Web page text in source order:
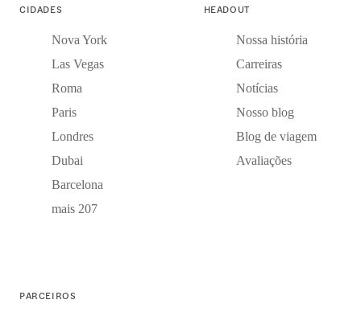
CIDADES
Nova York
Las Vegas
Roma
Paris
Londres
Dubai
Barcelona
mais 207
HEADOUT
Nossa história
Carreiras
Notícias
Nosso blog
Blog de viagem
Avaliações
PARCEIROS